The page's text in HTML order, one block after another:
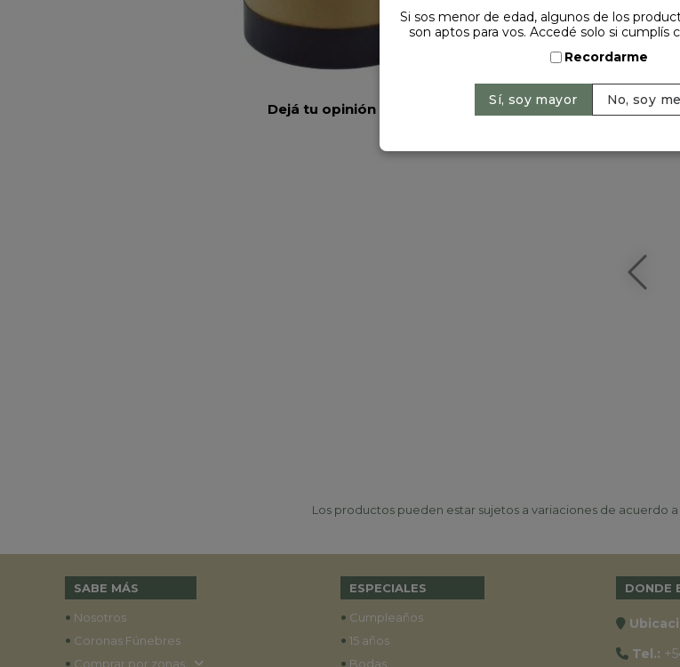
Dejá tu opinión
Los productos pueden estar sujetos a variaciones de acuerdo
SABE MÁS
• Nosotros
• Coronas Fúnebres
• Comprar por zonas
ESPECIALES
• Cumpleaños
• 15 años
• Bodas
DONDE
Tel.:
Si sos menor de edad, algunos de los
son aptos para vos. Accedé solo si cumplís
Recordarme